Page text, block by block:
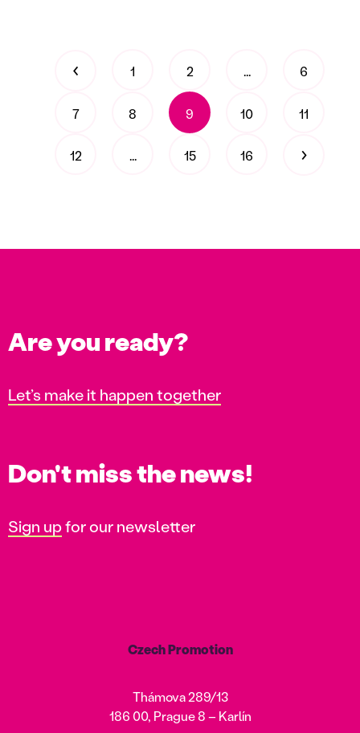
‹ 1 2 ... 6
7 8 9 10 11
12 ... 15 16 ›
Are you ready?
Let’s make it happen together
Don't miss the news!
Sign upfor our newsletter
Czech Promotion
Thámova 289/13
186 00, Prague 8 – Karlín